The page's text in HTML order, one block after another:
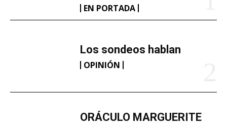
EN PORTADA
Los sondeos hablan
OPINIÓN
ORÁCULO MARGUERITE